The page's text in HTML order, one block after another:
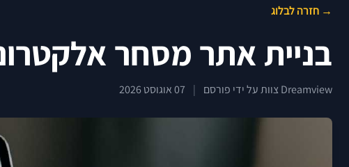
→ חזרה לבלוג
בניית אתר מסחר
Dreamview צוות על ידי פורסם | 07 אוגוסט 2026